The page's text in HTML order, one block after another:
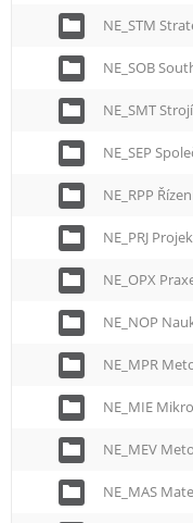
NE_SOB
NE_SMT
NE_RPP
NE_PRJ
NE_OPX
NE_NOP
NE_MIE
NE_MEV